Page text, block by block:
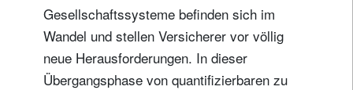
Gesellschaftssysteme befinden sich im
Wandel und stellen Versicherer vor völlig
neue Herausforderungen. In dieser
Übergangsphase von quantifizierbaren zu